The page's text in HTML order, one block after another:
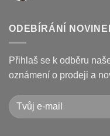
opravit
displeje
Xiaomi
Pro
a
jak
je
textu
s
vyměnit
pneumatiku
na
elektrokoloběžce
(8.5″
vs
10″,
duše
ODEBÍRÁNÍ
Přihlaš se k odběru
oznámení o prodeji a